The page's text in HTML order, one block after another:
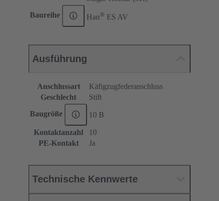
Baureihe Han® ES AV
Ausführung
Anschlussart
Käfigzugfederanschluss
Geschlecht
Stift
Baugröße 10 B
Kontaktanzahl
10
PE-Kontakt
Ja
Technische Kennwerte